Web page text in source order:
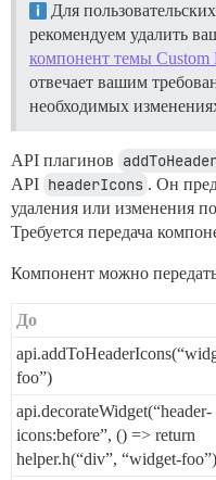
Для
рекомендуем удалить
компонент темы Custom
отвечает вашим
необходимых
API плагинов
API headerIcons . Он
удаления или изменения
Требуется передача
Компонент можно
До
foo”)
api.decorateWidget(“header-
icons:before”, () => return
helper.h(“div”, “widget-